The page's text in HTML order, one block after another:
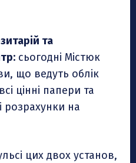
та
сьогодні Містюк
що ведуть облік
цінні папери та
розрахунки на
цих двох установ,